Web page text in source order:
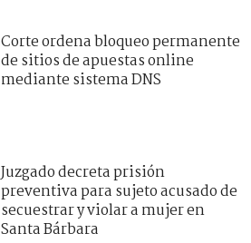
Corte ordena bloqueo permanente
de sitios de apuestas online
mediante sistema DNS
Juzgado decreta prisión
preventiva para sujeto acusado de
secuestrar y violar a mujer en
Santa Bárbara